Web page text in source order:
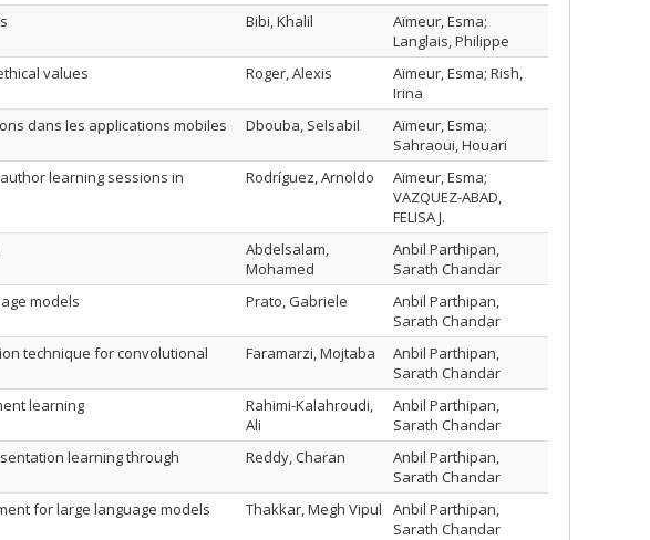
Bibi, Khalil
Aïmeur, Esma;
Langlais, Philippe
values Roger, Alexis
Aïmeur, Esma; Rish,
Irina
dans les applications mobiles Dbouba, Selsabil
Aïmeur, Esma;
Sahraoui, Houari
learning sessions in
Rodríguez, Arnoldo
Aïmeur, Esma;
VAZQUEZ-ABAD,
FELISA J.
Abdelsalam,
Mohamed
Anbil Parthipan,
Sarath Chandar
models Prato, Gabriele
Anbil Parthipan,
Sarath Chandar
technique for convolutional
Faramarzi, Mojtaba
Anbil Parthipan,
Sarath Chandar
learning
Rahimi-Kalahroudi,
Ali
Anbil Parthipan,
Sarath Chandar
learning through
Reddy, Charan
Anbil Parthipan,
Sarath Chandar
for large language models Thakkar, Megh Vipul
Anbil Parthipan,
Sarath Chandar